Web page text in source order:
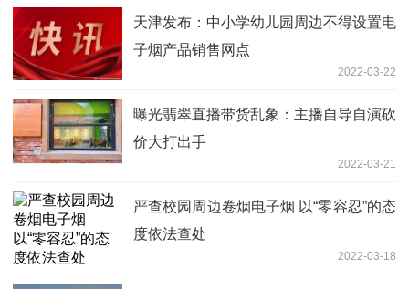
天津发布：中小学幼儿园周边不得设置电
子烟产品销售网点
2022-03-22
曝光翡翠直播带货乱象：主播自导自演砍
价大打出手
2022-03-21
严查校园周边卷烟电子烟 以“零容忍”的态
度依法查处
2022-03-18